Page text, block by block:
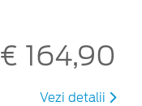
€ 164,90
Vezi detalii